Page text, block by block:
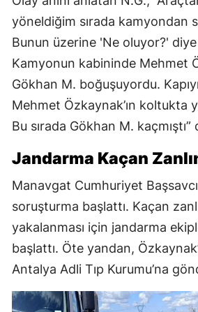
yöneldiğim sırada kamyondan
Bunun üzerine 'Ne oluyor?'
Kamyonun kabininde Mehmet
Gökhan M. boğuşuyordu.
Mehmet Özkaynak’ın koltukta
Bu sırada Gökhan M. kaçmıştı”
Jandarma Kaçan
Manavgat Cumhuriyet
soruşturma başlattı. Kaçan
yakalanması için jandarma
başlattı. Öte yandan,
Antalya Adli Tıp Kurumu’na